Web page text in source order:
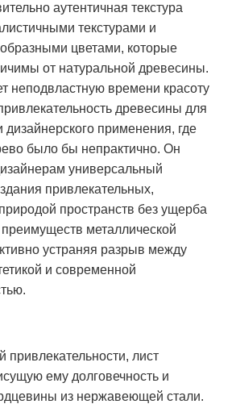
аутентичная текстура
текстурами и
цветами, которые
от натуральной древесины.
неподвластную времени красоту
древесины для
дизайнерского применения, где
было бы непрактично. Он
универсальный
привлекательных,
пространств без ущерба
преимуществ металлической
устраняя разрыв между
и современной
лист
ему долговечность и
из нержавеющей стали.